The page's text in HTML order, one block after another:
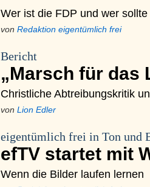
Wer ist die FDP und wer
von Redaktion eigentümlich frei
Bericht
„Marsch für das
Christliche Abtreibungskritik
von Lion Edler
eigentümlich frei in Ton und
efTV startet mit
Wenn die Bilder laufen lernen